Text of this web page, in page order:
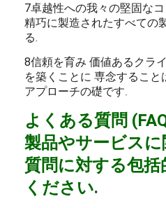
7卓越性への我々の堅固な
精巧に製造されたすべての
る.
8信頼を育み 価値あるクラ
を築くことに 専念するこ
アプローチの礎です
よくある質問
製品やサービス
質問に対する包
ください.